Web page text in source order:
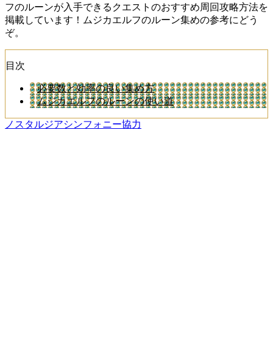
フのルーンが入手できるクエストのおすすめ周回攻略方法を
掲載しています！ムジカエルフのルーン集めの参考にどう
ぞ。
目次
必要数と効率の良い集め方
ムジカエルフのルーンの使い道
ノスタルジアシンフォニー協力